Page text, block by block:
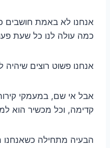
אנחנו לא באמת חושבים
כמה עולה לנו כל שעת
אנחנו פשוט רוצים שיהיה
אבל אי שם, במעמקי
קדימה, וכל מכשיר הוא
הבעיה מתחילה כשאנחנו